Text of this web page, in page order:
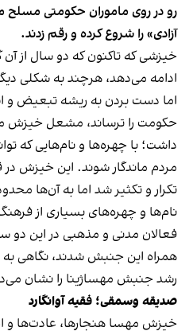
رو در روی ماموران حکومتی مسلح
آزادی» را شروع کرده و رقم زدند.
خیزشی که تاکنون که دو سال از
ادامه می‌دهد، هرچند به شکلی
اما دست بردن به ریشه تبعیض و
حکومت را ترساند، مشعل خیزش
داشت؛ با چهره‌ها و نام‌هایی که
مردم ماندگار شوند. این خیزش در
تکرار و تکثیر شد اما به آن‌ها
نام‌ها و چهره‌های بسیاری از
فعالان مدنی و مذهبی در این دو
همراه این جنبش شدند، نگاهی به
رشد جنبش مهساژینا را نشان
صدیقه وسمقی؛ فقیه آوانگارد
خیزش مهسا هنجارها، عادت‌ها و